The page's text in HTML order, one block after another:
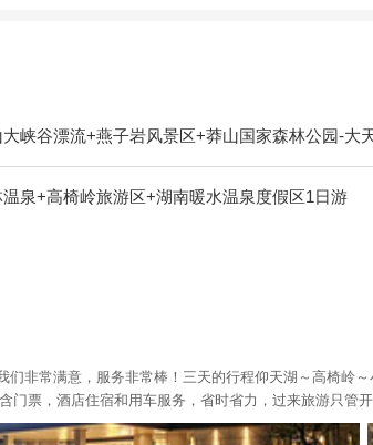
峡谷漂流+燕子岩风景区+莽山国家森林公园-大
泉+高椅岭旅游区+湖南暖水温泉度假区1日游
非常满意，服务非常棒！三天的行程仰天湖～高椅岭
票，酒店住宿和用车服务，省时省力，过来旅游只管